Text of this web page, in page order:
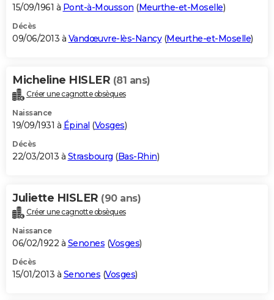
15/09/1961 à Pont-à-Mousson (Meurthe-et-Moselle)
Décès
09/06/2013 à Vandœuvre-lès-Nancy(Meurthe-et-Moselle)
Micheline HISLER (81 ans)
Créer une cagnotte obsèques
Naissance
19/09/1931 à Épinal (Vosges)
Décès
22/03/2013 à Strasbourg (Bas-Rhin)
Juliette HISLER (90 ans)
Créer une cagnotte obsèques
Naissance
06/02/1922 à Senones (Vosges)
Décès
15/01/2013 à Senones (Vosges)